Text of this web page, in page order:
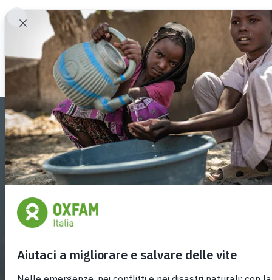
PRESS
Chi Siamo
sostienici con